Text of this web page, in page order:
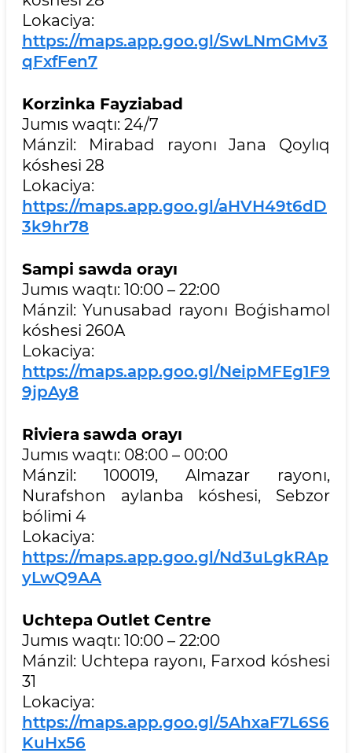
Lokaciya:
https://maps.app.goo.gl/SwLNmGMv3
qFxfFen7
Korzinka Fayziabad
Jumıs waqtı: 24/7
Mánzil: Mirabad rayonı Jana Qoylıq
kóshesi 28
Lokaciya:
https://maps.app.goo.gl/aHVH49t6dD
3k9hr78
Sampi sawda orayı
Jumıs waqtı: 10:00 – 22:00
Mánzil: Yunusabad rayonı Boǵishamol
kóshesi 260A
Lokaciya:
https://maps.app.goo.gl/NeipMFEg1F9
9jpAy8
Riviera sawda orayı
Jumıs waqtı: 08:00 – 00:00
Mánzil: 100019, Almazar rayonı,
Nurafshon aylanba kóshesi, Sebzor
bólimi 4
Lokaciya:
https://maps.app.goo.gl/Nd3uLgkRAp
yLwQ9AA
Uchtepa Outlet Centre
Jumıs waqtı: 10:00 – 22:00
Mánzil: Uchtepa rayonı, Farxod kóshesi
31
Lokaciya:
https://maps.app.goo.gl/5AhxaF7L6S6
KuHx56